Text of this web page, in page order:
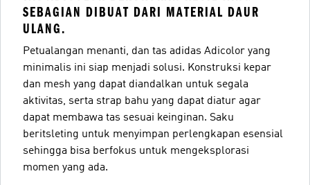
SEBAGIAN DIBUAT DARI MATERIAL DAUR
ULANG.
Petualangan menanti, dan tas adidas Adicolor yang
minimalis ini siap menjadi solusi. Konstruksi kepar
dan mesh yang dapat diandalkan untuk segala
aktivitas, serta strap bahu yang dapat diatur agar
dapat membawa tas sesuai keinginan. Saku
beritsleting untuk menyimpan perlengkapan esensial
sehingga bisa berfokus untuk mengeksplorasi
momen yang ada.